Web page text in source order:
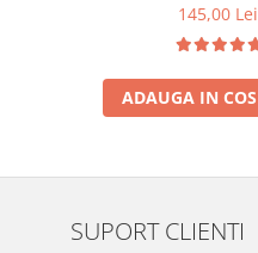
145,00 Lei
ADAUGA IN COS
SUPORT CLIENTI